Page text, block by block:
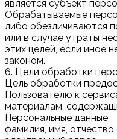
является субъект
Обрабатываемые
либо обезличиваются
или в случае утраты
этих целей, если иное
законом.
6. Цели обработки
Цель обработки
Пользователю к
материалам,
Персональные данные
фамилия, имя, отчество